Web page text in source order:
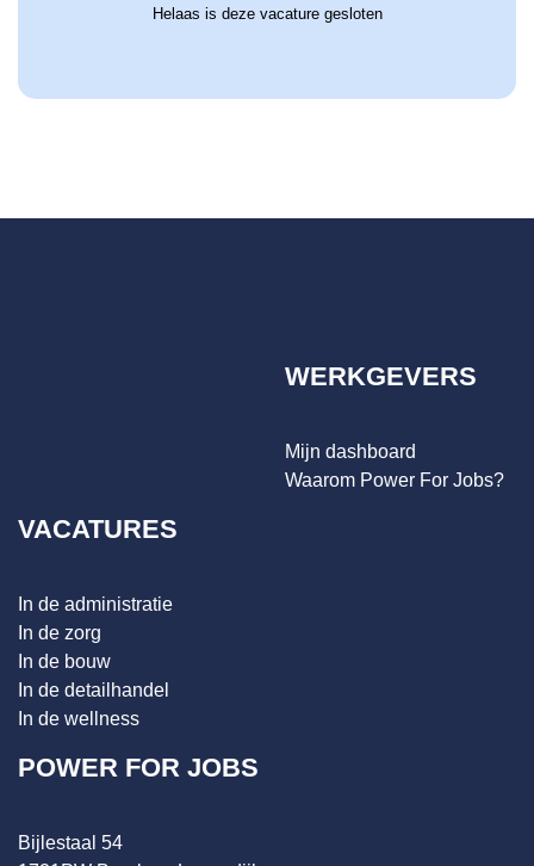
Helaas is deze vacature gesloten
WERKGEVERS
Mijn dashboard
Waarom Power For Jobs?
VACATURES
In de administratie
In de zorg
In de bouw
In de detailhandel
In de wellness
POWER FOR JOBS
Bijlestaal 54